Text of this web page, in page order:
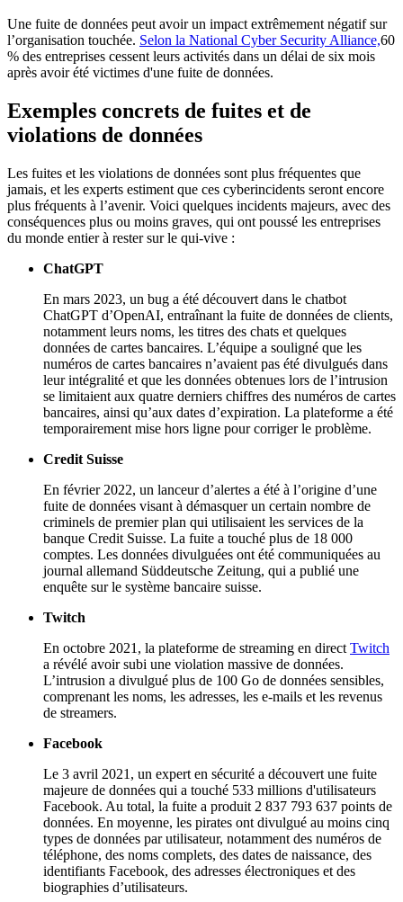
Une fuite de données peut avoir un impact extrêmement négatif sur
l’organisation touchée. Selon la National Cyber Security Alliance,60
% des entreprises cessent leurs activités dans un délai de six mois
après avoir été victimes d'une fuite de données.
Exemples concrets de fuites et de
violations de données
Les fuites et les violations de données sont plus fréquentes que
jamais, et les experts estiment que ces cyberincidents seront encore
plus fréquents à l’avenir. Voici quelques incidents majeurs, avec des
conséquences plus ou moins graves, qui ont poussé les entreprises
du monde entier à rester sur le qui-vive :
ChatGPT
En mars 2023, un bug a été découvert dans le chatbot
ChatGPT d’OpenAI, entraînant la fuite de données de clients,
notamment leurs noms, les titres des chats et quelques
données de cartes bancaires. L’équipe a souligné que les
numéros de cartes bancaires n’avaient pas été divulgués dans
leur intégralité et que les données obtenues lors de l’intrusion
se limitaient aux quatre derniers chiffres des numéros de cartes
bancaires, ainsi qu’aux dates d’expiration. La plateforme a été
temporairement mise hors ligne pour corriger le problème.
Credit Suisse
En février 2022, un lanceur d’alertes a été à l’origine d’une
fuite de données visant à démasquer un certain nombre de
criminels de premier plan qui utilisaient les services de la
banque Credit Suisse. La fuite a touché plus de 18 000
comptes. Les données divulguées ont été communiquées au
journal allemand Süddeutsche Zeitung, qui a publié une
enquête sur le système bancaire suisse.
Twitch
En octobre 2021, la plateforme de streaming en direct Twitch
a révélé avoir subi une violation massive de données.
L’intrusion a divulgué plus de 100 Go de données sensibles,
comprenant les noms, les adresses, les e-mails et les revenus
de streamers.
Facebook
Le 3 avril 2021, un expert en sécurité a découvert une fuite
majeure de données qui a touché 533 millions d'utilisateurs
Facebook. Au total, la fuite a produit 2 837 793 637 points de
données. En moyenne, les pirates ont divulgué au moins cinq
types de données par utilisateur, notamment des numéros de
téléphone, des noms complets, des dates de naissance, des
identifiants Facebook, des adresses électroniques et des
biographies d’utilisateurs.